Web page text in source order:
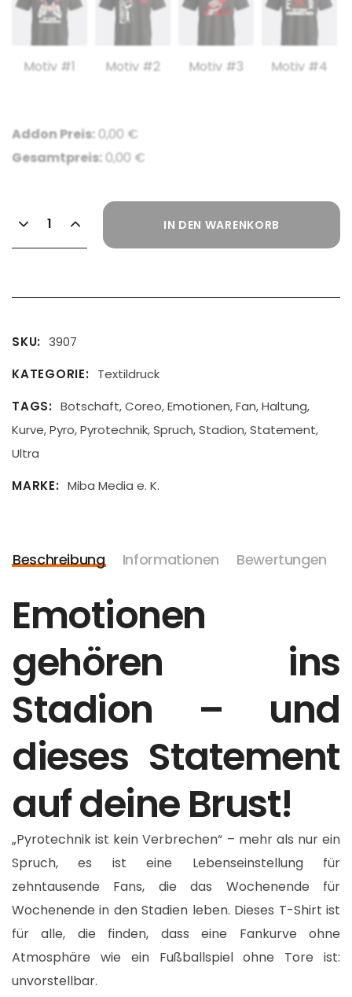
Motiv #1 Motiv #2 Motiv #3 Motiv #4
Addon Preis:0,00 €
Gesamtpreis:0,00 €
IN DEN WARENKORB
SKU
3907
KATEGORIE
Textildruck
TAGS
Botschaft,Coreo,Emotionen,Fan,Haltung,
Kurve,Pyro,Pyrotechnik,Spruch,Stadion,Statement,
Ultra
MARKE
Miba Media e. K.
Beschreibung Informationen Bewertungen
Emotionen
gehören ins
Stadion – und
dieses Statement
auf deine Brust!
„Pyrotechnik ist kein Verbrechen“ – mehr als nur ein
Spruch, es ist eine Lebenseinstellung für
zehntausende Fans, die das Wochenende für
Wochenende in den Stadien leben. Dieses T-Shirt ist
für alle, die finden, dass eine Fankurve ohne
Atmosphäre wie ein Fußballspiel ohne Tore ist:
unvorstellbar.